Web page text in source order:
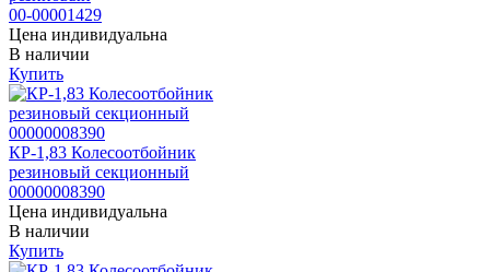
00-00001429
Цена индивидуальна
В наличии
Купить
КР-1,83 Колесоотбойник
резиновый секционный
00000008390
Цена индивидуальна
В наличии
Купить